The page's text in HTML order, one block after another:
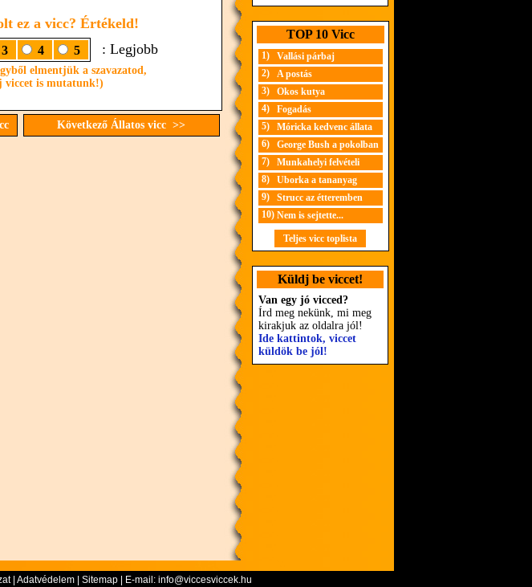
ez a vicc? Értékeld!
3 4 5 : Legjobb
elmentjük a szavazatod,
viccet is mutatunk!)
Következő Állatos vicc >>
TOP 10 Vicc
1)
Vallási párbaj
2)
A postás
3)
Okos kutya
4)
Fogadás
5)
Móricka kedvenc állata
6)
George Bush a pokolban
7)
Munkahelyi felvételi
8)
Uborka a tananyag
9)
Strucc az étteremben
10) Nem is sejtette...
Teljes vicc toplista
Küldj be viccet!
Van egy jó vicced?
Írd meg nekünk, mi meg
kirakjuk az oldalra jól!
Ide kattintok, viccet
küldök be jól!
| Adatvédelem Sitemap | E-mail: info@viccesviccek.hu